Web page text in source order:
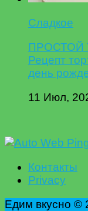
Сладкое
ПРОСТОЙ
Рецепт
день
11 Июл,
Контакты
Privacy
Едим вкусно ©